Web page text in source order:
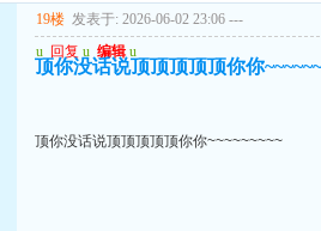
19楼 发表于: 2026-06-02 23:06 ---
u 回复 u 编辑 u
顶你没话说顶顶顶顶顶你你
顶你没话说顶顶顶顶顶你你~~~~~~~~~